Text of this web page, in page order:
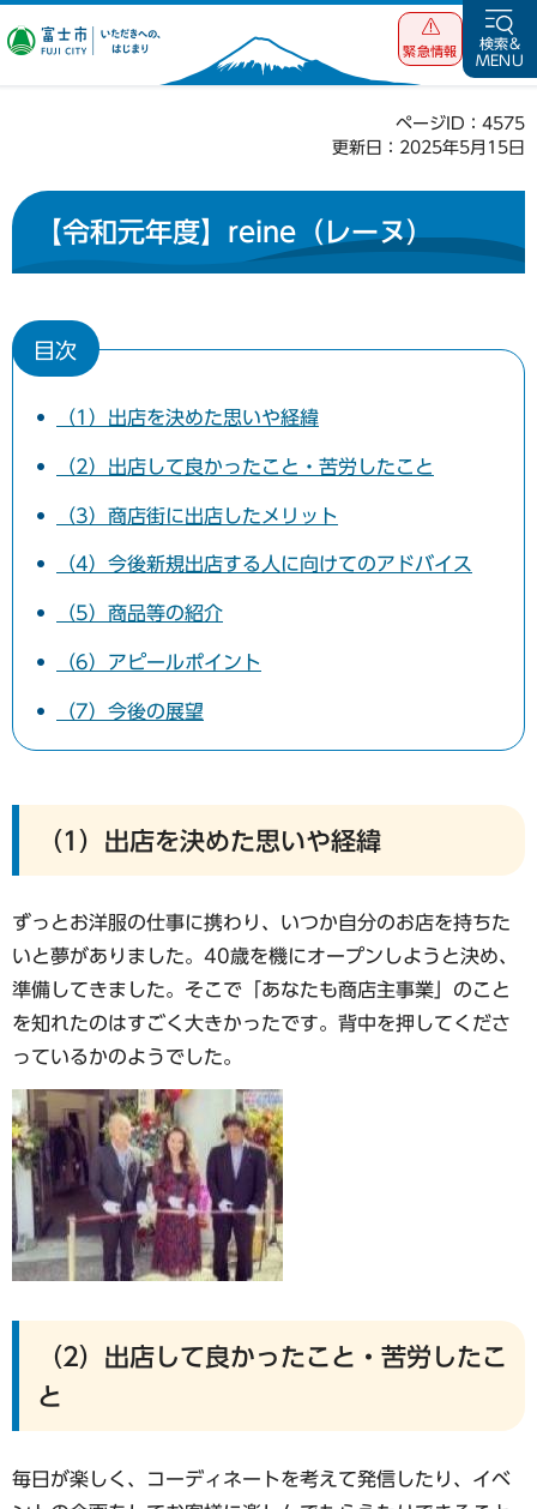
富士市 いただ
緊急情報
検索&
MENU
ページID：4575
更新日：2025年5月15日
【令和元年度】reine（レーヌ）
目次
（1）出店を決めた思いや経緯
（2）出店して良かったこと・苦労したこと
（3）商店街に出店したメリット
（4）今後新規出店する人に向けてのアドバイス
（5）商品等の紹介
（6）アピールポイント
（7）今後の展望
（1）出店を決めた思いや経緯
ずっとお洋服の仕事に携わり、いつか自分のお店を持ちた
いと夢がありました。40歳を機にオープンしようと決め、
準備してきました。そこで「あなたも商店主事業」のこと
を知れたのはすごく大きかったです。背中を押してくださ
っているかのようでした。
（2）出店して良かったこと・苦労したこ
と
毎日が楽しく、コーディネートを考えて発信したり、イベ